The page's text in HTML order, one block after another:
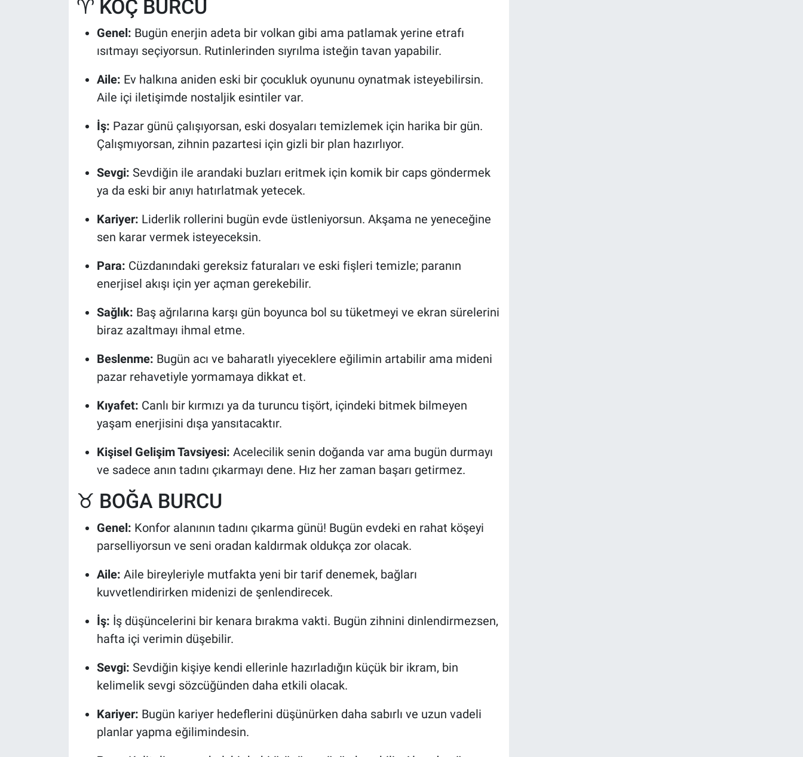
♈ KOÇ BURCU
Genel: Bugün enerjin adeta bir volkan gibi ama patlamak yerine etrafı
ısıtmayı seçiyorsun. Rutinlerinden sıyrılma isteğin tavan yapabilir.
Aile: Ev halkına aniden eski bir çocukluk oyununu oynatmak isteyebilirsin.
Aile içi iletişimde nostaljik esintiler var.
İş: Pazar günü çalışıyorsan, eski dosyaları temizlemek için harika bir gün.
Çalışmıyorsan, zihnin pazartesi için gizli bir plan hazırlıyor.
Sevgi: Sevdiğin ile arandaki buzları eritmek için komik bir caps göndermek
ya da eski bir anıyı hatırlatmak yetecek.
Kariyer: Liderlik rollerini bugün evde üstleniyorsun. Akşama ne yeneceğine
sen karar vermek isteyeceksin.
Para: Cüzdanındaki gereksiz faturaları ve eski fişleri temizle; paranın
enerjisel akışı için yer açman gerekebilir.
Sağlık: Baş ağrılarına karşı gün boyunca bol su tüketmeyi ve ekran sürelerini
biraz azaltmayı ihmal etme.
Beslenme: Bugün acı ve baharatlı yiyeceklere eğilimin artabilir ama mideni
pazar rehavetiyle yormamaya dikkat et.
Kıyafet: Canlı bir kırmızı ya da turuncu tişört, içindeki bitmek bilmeyen
yaşam enerjisini dışa yansıtacaktır.
Kişisel Gelişim Tavsiyesi: Acelecilik senin doğanda var ama bugün durmayı
ve sadece anın tadını çıkarmayı dene. Hız her zaman başarı getirmez.
♉ BOĞA BURCU
Genel: Konfor alanının tadını çıkarma günü! Bugün evdeki en rahat köşeyi
parselliyorsun ve seni oradan kaldırmak oldukça zor olacak.
Aile: Aile bireyleriyle mutfakta yeni bir tarif denemek, bağları
kuvvetlendirirken midenizi de şenlendirecek.
İş: İş düşüncelerini bir kenara bırakma vakti. Bugün zihnini dinlendirmezsen,
hafta içi verimin düşebilir.
Sevgi: Sevdiğin kişiye kendi ellerinle hazırladığın küçük bir ikram, bin
kelimelik sevgi sözcüğünden daha etkili olacak.
Kariyer: Bugün kariyer hedeflerini düşünürken daha sabırlı ve uzun vadeli
planlar yapma eğilimindesin.